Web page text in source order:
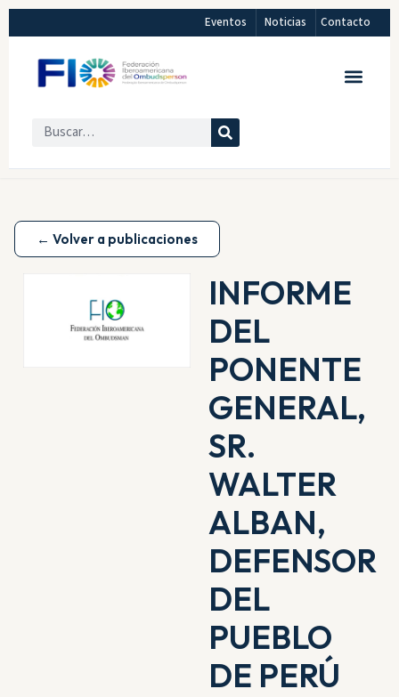
Eventos Noticias Contacto
← Volver a publicaciones
INFORME
DEL
PONENTE
GENERAL,
SR.
WALTER
ALBAN,
DEFENSOR
DEL
PUEBLO
DE PERÚ